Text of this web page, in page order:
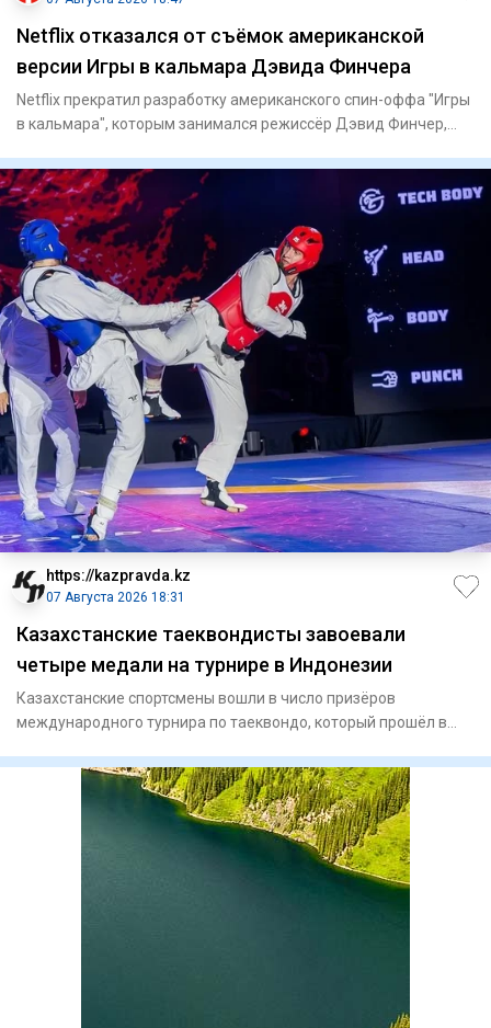
Netflix отказался от съёмок американской
версии Игры в кальмара Дэвида Финчера
Netflix прекратил разработку американского спин-оффа "Игры
в кальмара", которым занимался режиссёр Дэвид Финчер,
https://kazpravda.kz
07 Августа 2026 18:31
Казахстанские таеквондисты завоевали
четыре медали на турнире в Индонезии
Казахстанские спортсмены вошли в число призёров
международного турнира по таеквондо, который прошёл в